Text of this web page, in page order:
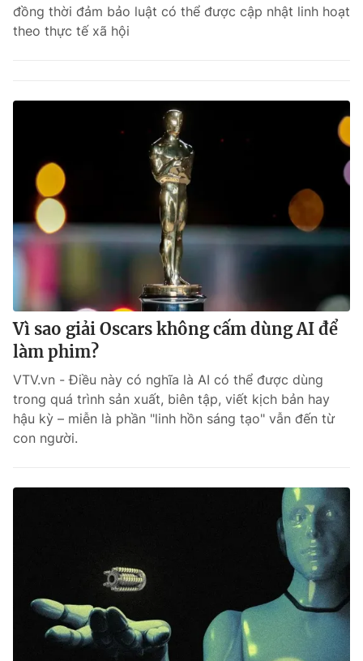
đồng thời đảm bảo luật có thể được cập nhật linh hoạt
theo thực tế xã hội
Vì sao giải Oscars không cấm dùng AI để
làm phim?
VTV.vn - Điều này có nghĩa là AI có thể được dùng
trong quá trình sản xuất, biên tập, viết kịch bản hay
hậu kỳ – miễn là phần "linh hồn sáng tạo" vẫn đến từ
con người.